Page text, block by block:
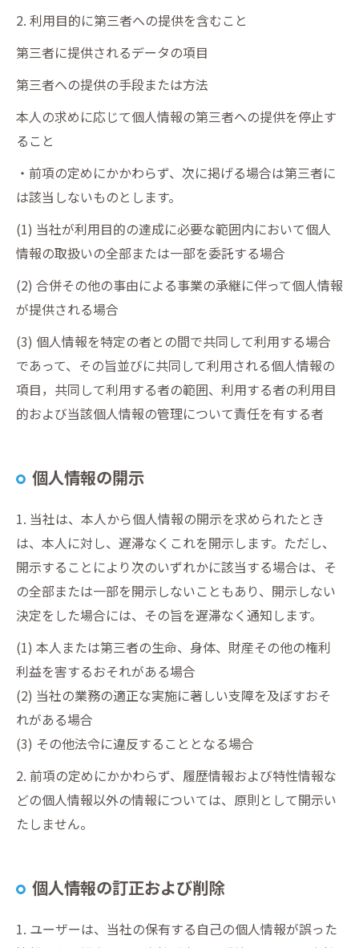
2. 利用目的に第三者への提供を含むこと
第三者に提供されるデータの項目
第三者への提供の手段または方法
本人の求めに応じて個人情報の第三者への提供を停止す
ること
・前項の定めにかかわらず、次に掲げる場合は第三者に
は該当しないものとします。
(1) 当社が利用目的の達成に必要な範囲内において個人
情報の取扱いの全部または一部を委託する場合
(2) 合併その他の事由による事業の承継に伴って個人情報
が提供される場合
(3) 個人情報を特定の者との間で共同して利用する場合
であって、その旨並びに共同して利用される個人情報の
項目，共同して利用する者の範囲、利用する者の利用目
的および当該個人情報の管理について責任を有する者
個人情報の開示
1. 当社は、本人から個人情報の開示を求められたとき
は、本人に対し、遅滞なくこれを開示します。ただし、
開示することにより次のいずれかに該当する場合は、そ
の全部または一部を開示しないこともあり、開示しない
決定をした場合には、その旨を遅滞なく通知します。
(1) 本人または第三者の生命、身体、財産その他の権利
利益を害するおそれがある場合
(2) 当社の業務の適正な実施に著しい支障を及ぼすおそ
れがある場合
(3) その他法令に違反することとなる場合
2. 前項の定めにかかわらず、履歴情報および特性情報な
どの個人情報以外の情報については、原則として開示い
たしません。
個人情報の訂正および削除
1. ユーザーは、当社の保有する自己の個人情報が誤った